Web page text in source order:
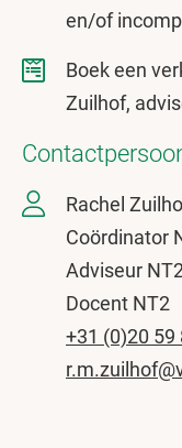
en/of
Boek een
Zuilhof,
Rachel
Coördinator
Adviseur
Docent NT2
+31 (0)20 59